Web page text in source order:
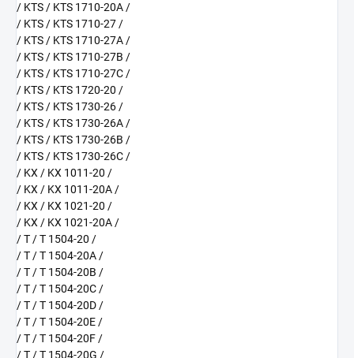
/ KTS / KTS 1710-20A /
/ KTS / KTS 1710-27 /
/ KTS / KTS 1710-27A /
/ KTS / KTS 1710-27B /
/ KTS / KTS 1710-27C /
/ KTS / KTS 1720-20 /
/ KTS / KTS 1730-26 /
/ KTS / KTS 1730-26A /
/ KTS / KTS 1730-26B /
/ KTS / KTS 1730-26C /
/ KX / KX 1011-20 /
/ KX / KX 1011-20A /
/ KX / KX 1021-20 /
/ KX / KX 1021-20A /
/ T / T 1504-20 /
/ T / T 1504-20A /
/ T / T 1504-20B /
/ T / T 1504-20C /
/ T / T 1504-20D /
/ T / T 1504-20E /
/ T / T 1504-20F /
/ T / T 1504-20G /